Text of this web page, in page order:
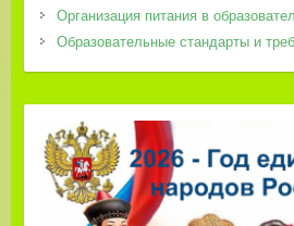
Организация питания в
Образовательные стандарты и